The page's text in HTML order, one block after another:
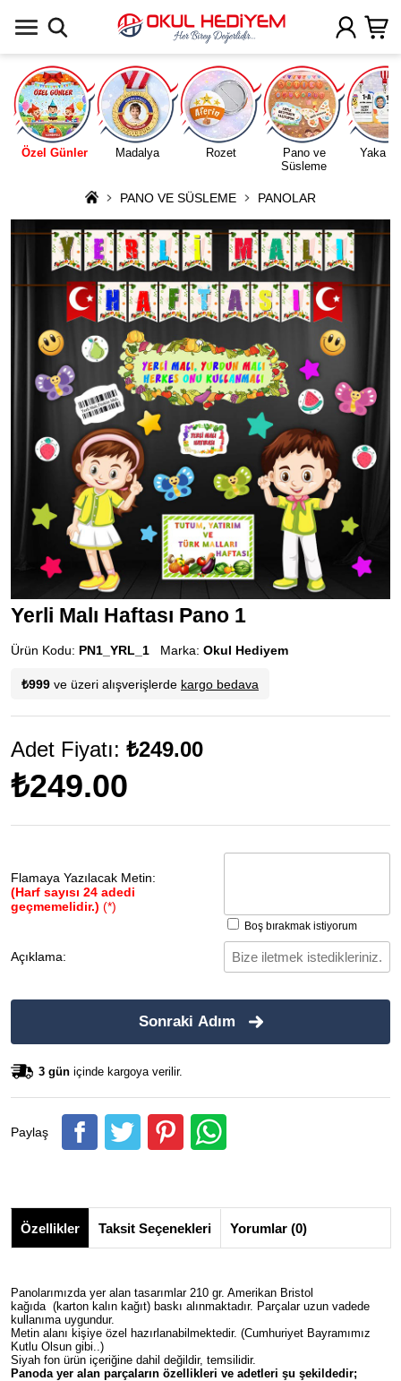
Özel Günler Madalya Rozet
Pano ve
Süsleme
Yaka
PANO VE SÜSLEME PANOLAR
Yerli Malı Haftası Pano 1
Ürün Kodu: PN1_YRL_1 Marka: Okul Hediyem
₺999 ve üzeri alışverişlerde kargo bedava
Adet Fiyatı: ₺249.00
₺249.00
Flamaya Yazılacak Metin:
(Harf sayısı 24 adedi
geçmemelidir.) (*)
Boş bırakmak istiyorum
Açıklama:
Sonraki Adım
3 gün içinde kargoya verilir.
Paylaş
Özellikler Taksit Seçenekleri Yorumlar (0)
Panolarımızda yer alan tasarımlar 210 gr. Amerikan Bristol
kağıda (karton kalın kağıt) baskı alınmaktadır. Parçalar uzun vadede
kullanıma uygundur.
Metin alanı kişiye özel hazırlanabilmektedir. (Cumhuriyet Bayramımız
Kutlu Olsun gibi..)
Siyah fon ürün içeriğine dahil değildir, temsilidir.
Panoda yer alan parçaların özellikleri ve adetleri şu şekildedir;
Uygulamada Aç